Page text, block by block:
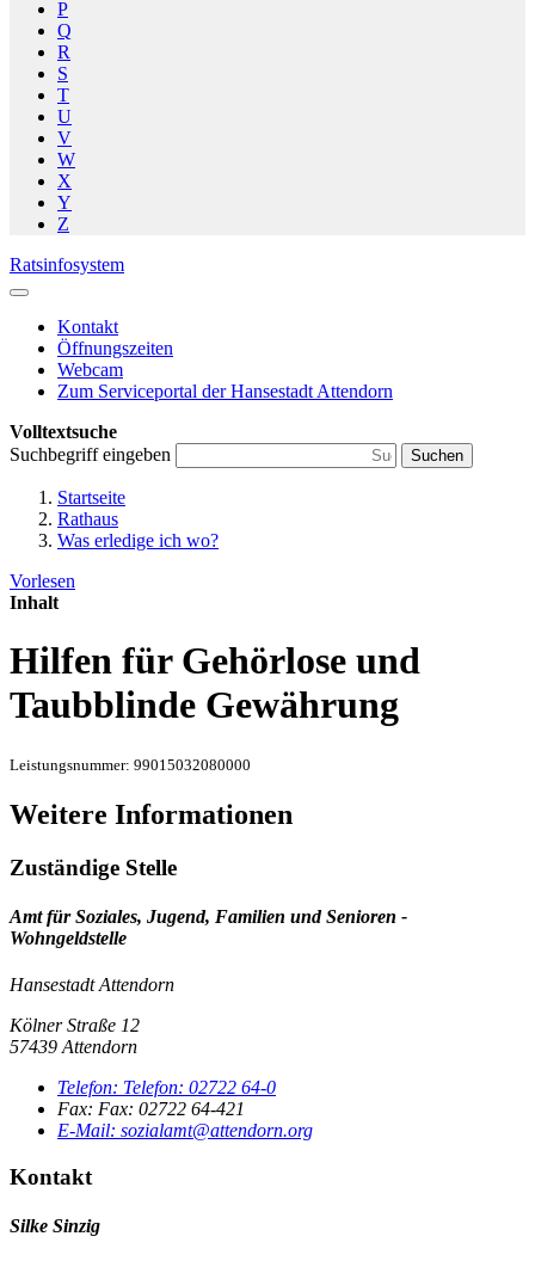
P
Q
R
S
T
U
V
W
X
Y
Z
Ratsinfosystem
Kontakt
Öffnungszeiten
Webcam
Zum Serviceportal der Hansestadt Attendorn
Volltextsuche
Suchbegriff eingeben
Suchen
Startseite
Rathaus
Was erledige ich wo?
Vorlesen
Inhalt
Hilfen für Gehörlose und
Taubblinde Gewährung
Leistungsnummer: 99015032080000
Weitere Informationen
Zuständige Stelle
Amt für Soziales, Jugend, Familien und Senioren -
Wohngeldstelle
Hansestadt Attendorn
Kölner Straße 12
57439 Attendorn
Telefon: Telefon: 02722 64-0
Fax: Fax: 02722 64-421
E-Mail: sozialamt@attendorn.org
Kontakt
Silke Sinzig